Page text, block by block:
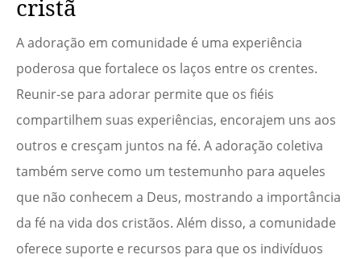
cristã
A adoração em comunidade é uma experiência
poderosa que fortalece os laços entre os crentes.
Reunir-se para adorar permite que os fiéis
compartilhem suas experiências, encorajem uns aos
outros e cresçam juntos na fé. A adoração coletiva
também serve como um testemunho para aqueles
que não conhecem a Deus, mostrando a importância
da fé na vida dos cristãos. Além disso, a comunidade
oferece suporte e recursos para que os indivíduos